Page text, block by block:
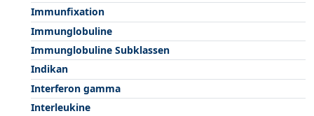
Immunfixation
Immunglobuline
Immunglobuline Subklassen
Indikan
Interferon gamma
Interleukine